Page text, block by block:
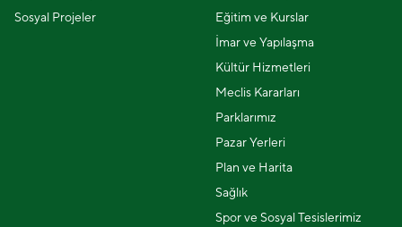
Sosyal Projeler
Eğitim ve Kurslar
İmar ve Yapılaşma
Kültür Hizmetleri
Meclis Kararları
Parklarımız
Pazar Yerleri
Plan ve Harita
Sağlık
Spor ve Sosyal Tesislerimiz